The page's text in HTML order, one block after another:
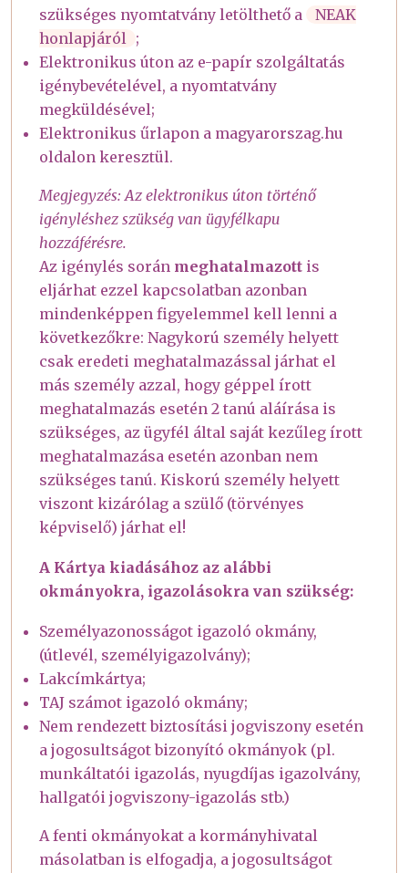
szükséges nyomtatvány letölthető a
NEAK
honlapjáról ;
Elektronikus úton az e-papír szolgáltatás
igénybevételével, a nyomtatvány
megküldésével;
Elektronikus űrlapon a magyarorszag.hu
oldalon keresztül.
Megjegyzés: Az elektronikus úton történő
igényléshez szükség van ügyfélkapu
hozzáférésre.
Az igénylés során meghatalmazott is
eljárhat ezzel kapcsolatban azonban
mindenképpen figyelemmel kell lenni a
következőkre: Nagykorú személy helyett
csak eredeti meghatalmazással járhat el
más személy azzal, hogy géppel írott
meghatalmazás esetén 2 tanú aláírása is
szükséges, az ügyfél által saját kezűleg írott
meghatalmazása esetén azonban nem
szükséges tanú. Kiskorú személy helyett
viszont kizárólag a szülő (törvényes
képviselő) járhat el!
A Kártya kiadásához az alábbi
okmányokra, igazolásokra van szükség:
Személyazonosságot igazoló okmány,
(útlevél, személyigazolvány);
Lakcímkártya;
TAJ számot igazoló okmány;
Nem rendezett biztosítási jogviszony esetén
a jogosultságot bizonyító okmányok (pl.
munkáltatói igazolás, nyugdíjas igazolvány,
hallgatói jogviszony-igazolás stb.)
A fenti okmányokat a kormányhivatal
másolatban is elfogadja, a jogosultságot